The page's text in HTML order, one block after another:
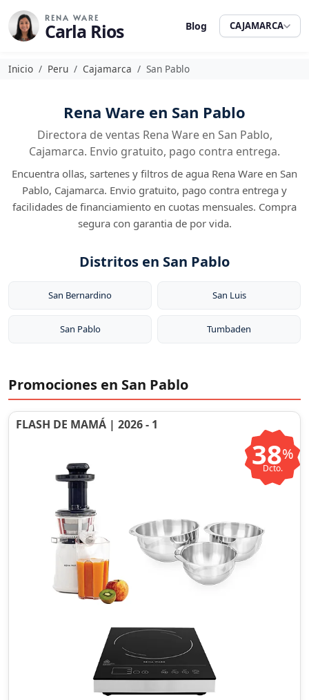
RENA WARE
Carla Rios Blog CAJAMARCA
Inicio Peru Cajamarca San Pablo
Rena Ware en San Pablo
Directora de ventas Rena Ware en San Pablo,
Cajamarca. Envio gratuito, pago contra entrega.
Encuentra ollas, sartenes y filtros de agua Rena Ware en San
Pablo, Cajamarca. Envio gratuito, pago contra entrega y
facilidades de financiamiento en cuotas mensuales. Compra
segura con garantia de por vida.
Distritos en San Pablo
San Bernardino San Luis
San Pablo Tumbaden
Promociones en San Pablo
FLASH DE MAMÁ | 2026 - 1
38%
Dcto.